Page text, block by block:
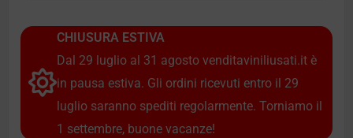
CHIUSURA ESTIVA
Dal 29 luglio al 31 agosto venditaviniliusati.it è
in pausa estiva. Gli ordini ricevuti entro il 29
luglio saranno spediti regolarmente. Torniamo il
1 settembre, buone vacanze!